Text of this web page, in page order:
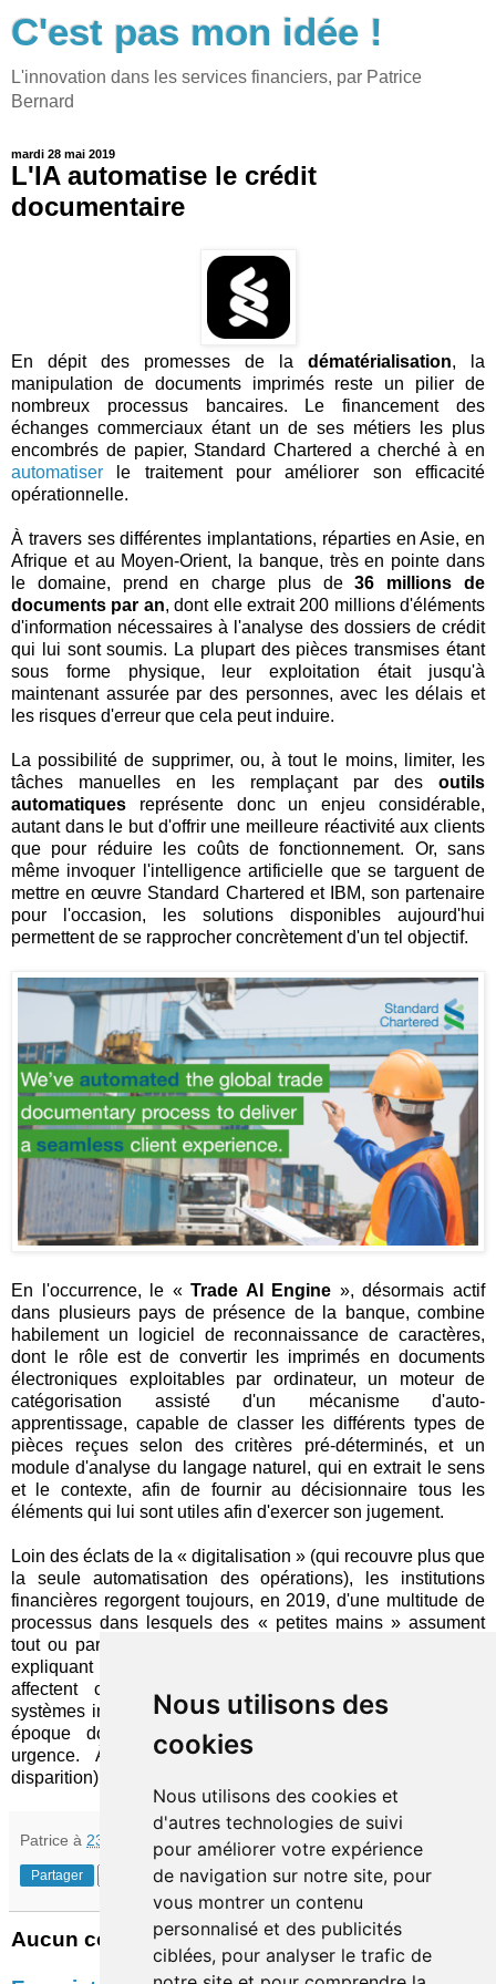
Nous utilisons des
cookies
Nous utilisons des cookies et
d'autres technologies de suivi
pour améliorer votre expérience
de navigation sur notre site, pour
vous montrer un contenu
personnalisé et des publicités
ciblées, pour analyser le trafic de
C'est pas mon idée !
L'innovation dans les services financiers, par Patrice
Bernard
mardi 28 mai 2019
L'IA automatise le crédit
documentaire
En dépit des promesses de la dématérialisation, la
manipulation de documents imprimés reste un pilier de
nombreux processus bancaires. Le financement des
échanges commerciaux étant un de ses métiers les plus
encombrés de papier, Standard Chartered a cherché à en
automatiser le traitement pour améliorer son efficacité
opérationnelle.
À travers ses différentes implantations, réparties en Asie, en
Afrique et au Moyen-Orient, la banque, très en pointe dans
le domaine, prend en charge plus de36 millions de
documents par an, dont elle extrait 200 millions d'éléments
d'information nécessaires à l'analyse des dossiers de crédit
qui lui sont soumis. La plupart des pièces transmises étant
sous forme physique, leur exploitation était jusqu'à
maintenant assurée par des personnes, avec les délais et
les risques d'erreur que cela peut induire.
La possibilité de supprimer, ou, à tout le moins, limiter, les
tâches manuelles en les remplaçant par des outils
automatiques représente donc un enjeu considérable,
autant dans le but d'offrir une meilleure réactivité aux clients
que pour réduire les coûts de fonctionnement. Or, sans
même invoquer l'intelligence artificielle que se targuent de
mettre en œuvre Standard Chartered et IBM, son partenaire
pour l'occasion, les solutions disponibles aujourd'hui
permettent de se rapprocher concrètement d'un tel objectif.
En l'occurrence, le «Trade AI Engine », désormais actif
dans plusieurs pays de présence de la banque, combine
habilement un logiciel de reconnaissance de caractères,
dont le rôle est de convertir les imprimés en documents
électroniques exploitables par ordinateur, un moteur de
catégorisation assisté d'un mécanisme d'auto-
apprentissage, capable de classer les différents types de
pièces reçues selon des critères pré-déterminés, et un
module d'analyse du langage naturel, qui en extrait le sens
et le contexte, afin de fournir au décisionnaire tous les
éléments qui lui sont utiles afin d'exercer son jugement.
Loin des éclats de la « digitalisation » (qui recouvre plus que
la seule automatisation des opérations), les institutions
financières regorgent toujours, en 2019, d'une multitude de
processus dans lesquels des « petites mains » assument
tout ou partie des tâches (rarement les plus valorisantes),
expliquant pourquoi des
affectent certaines transactions. Tout autant que les
systèmes informatiques obsolètes, cet héritage d'une autre
époque doit impérativement être modernisé de toute
urgence. À défaut, la menace de disruption (et de
disparition) ne restera pas théorique longtemps.
Patrice à 23:02
Partager
Aucun commentaire: